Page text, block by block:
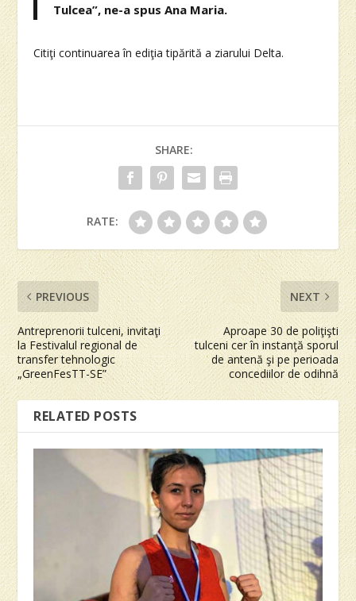
Tulcea”, ne-a spus Ana Maria.
Citiţi continuarea în ediţia tipărită a ziarului Delta.
SHARE:
RATE:
PREVIOUS
Antreprenorii tulceni, invitaţi
la Festivalul regional de
transfer tehnologic
„GreenFesTT-SE”
NEXT
Aproape 30 de poliţişti
tulceni cer în instanţă sporul
de antenă şi pe perioada
concediilor de odihnă
RELATED POSTS